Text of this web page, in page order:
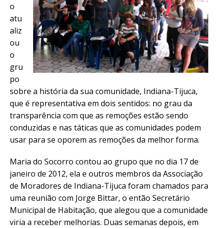
o
atu
aliz
ou
o
gru
po
sobre a história da sua comunidade, Indiana-Tijuca,
que é representativa em dois sentidos: no grau da
transparência com que as remoções estão sendo
conduzidas e nas táticas que as comunidades podem
usar para se oporem as remoções da melhor forma.
Maria do Socorro contou ao grupo que no dia 17 de
janeiro de 2012, ela e outros membros da Associação
de Moradores de Indiana-Tijuca foram chamados para
uma reunião com Jorge Bittar, o então Secretário
Municipal de Habitação, que alegou que a comunidade
viria a receber melhorias. Duas semanas depois, em